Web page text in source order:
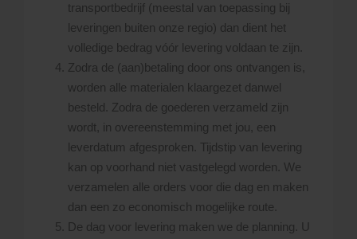
transportbedrijf (meestal van toepassing bij
leveringen buiten onze regio) dan dient het
volledige bedrag vóór levering voldaan te zijn.
Zodra de (aan)betaling door ons ontvangen is,
worden alle materialen klaargezet danwel
besteld. Zodra de goederen verzameld zijn
wordt, in overeenstemming met jou, een
leverdatum afgesproken. Tijdstip van levering
kan op voorhand niet vastgelegd worden. We
verzamelen alle orders voor die dag en maken
dan een zo economisch mogelijke route.
De dag voor levering maken we de planning. U